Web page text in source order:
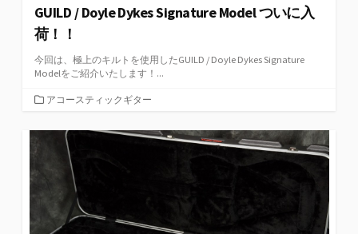
GUILD / Doyle Dykes Signature Model ついに入
荷！！
今回は、極上のキルトを使用したGUILD / Doyle Dykes Signature
Modelをご紹介いたします！...
カ
ゴ
アコースティックギター